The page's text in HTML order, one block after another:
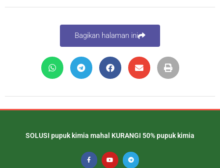
Bagikan halaman ini
SOLUSI pupuk kimia mahal KURANGI 50% pupuk kimia